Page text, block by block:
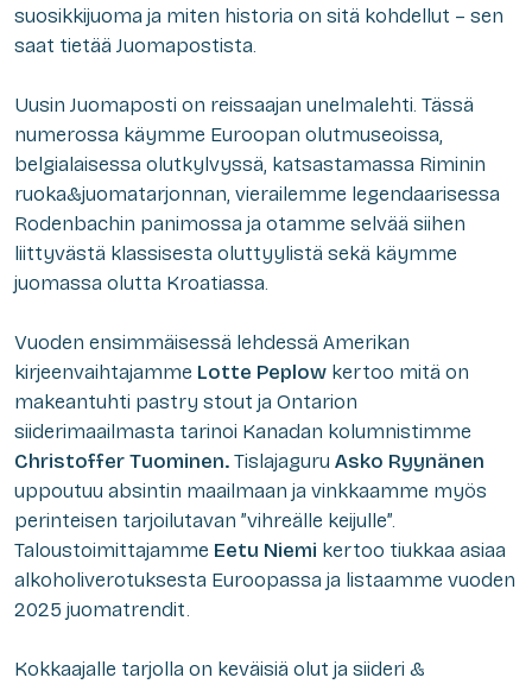
suosikkijuoma ja miten historia on sitä kohdellut – sen
saat tietää Juomapostista.
Uusin Juomaposti on reissaajan unelmalehti. Tässä
numerossa käymme Euroopan olutmuseoissa,
belgialaisessa olutkylvyssä, katsastamassa Riminin
ruoka&juomatarjonnan, vierailemme legendaarisessa
Rodenbachin panimossa ja otamme selvää siihen
liittyvästä klassisesta oluttyylistä sekä käymme
juomassa olutta Kroatiassa.
Vuoden ensimmäisessä lehdessä Amerikan
kirjeenvaihtajamme Lotte Peplow kertoo mitä on
makeantuhti pastry stout ja Ontarion
siiderimaailmasta tarinoi Kanadan kolumnistimme
Christoffer Tuominen.Tislajaguru Asko Ryynänen
uppoutuu absintin maailmaan ja vinkkaamme myös
perinteisen tarjoilutavan ”vihreälle keijulle”.
Taloustoimittajamme Eetu Niemi kertoo tiukkaa asiaa
alkoholiverotuksesta Euroopassa ja listaamme vuoden
2025 juomatrendit.
Kokkaajalle tarjolla on keväisiä olut ja siideri &